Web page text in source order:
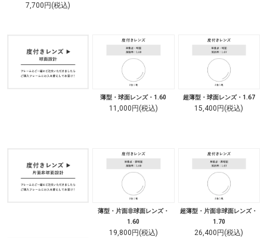
7,700円(税込)
薄型・球面レンズ・1.60
11,000円(税込)
超薄型・球面レンズ・1.67
15,400円(税込)
薄型・片面非球面レンズ・
1.60
19,800円(税込)
超薄型・片面非球面レンズ・
1.70
26,400円(税込)